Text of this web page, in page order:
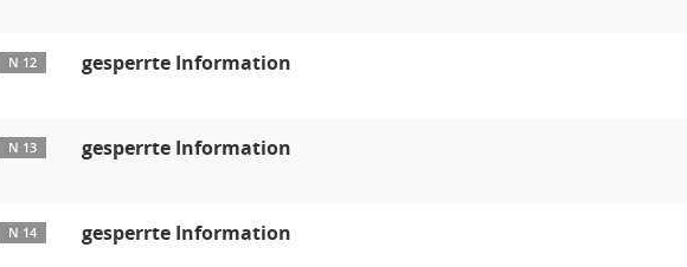
N 12 gesperrte Information
N 13 gesperrte Information
N 14 gesperrte Information